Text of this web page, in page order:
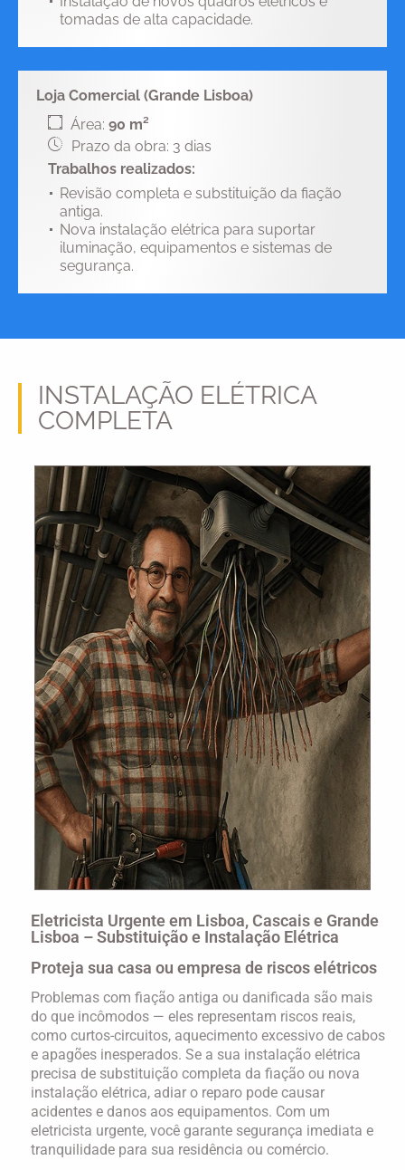
tomadas de alta capacidade.
Loja Comercial (Grande Lisboa)
Área: 90 m²
Prazo da obra: 3 dias
Trabalhos realizados:
Revisão completa e substituição da fiação
antiga.
Nova instalação elétrica para suportar
iluminação, equipamentos e sistemas de
segurança.
INSTALAÇÃO ELÉTRICA
COMPLETA
Eletricista Urgente em Lisboa, Cascais e Grande
Lisboa – Substituição e Instalação Elétrica
Proteja sua casa ou empresa de riscos elétricos
Problemas com fiação antiga ou danificada são mais
do que incômodos — eles representam riscos reais,
como curtos-circuitos, aquecimento excessivo de cabos
e apagões inesperados. Se a sua instalação elétrica
precisa de substituição completa da fiação ou nova
instalação elétrica, adiar o reparo pode causar
acidentes e danos aos equipamentos. Com um
eletricista urgente, você garante segurança imediata e
tranquilidade para sua residência ou comércio.